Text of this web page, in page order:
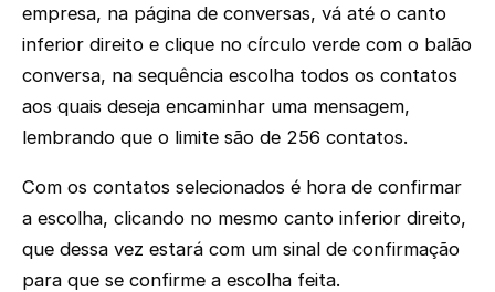
empresa, na página de conversas, vá até o canto
inferior direito e clique no círculo verde com o balão
conversa, na sequência escolha todos os contatos
aos quais deseja encaminhar uma mensagem,
lembrando que o limite são de 256 contatos.
Com os contatos selecionados é hora de confirmar
a escolha, clicando no mesmo canto inferior direito,
que dessa vez estará com um sinal de confirmação
para que se confirme a escolha feita.